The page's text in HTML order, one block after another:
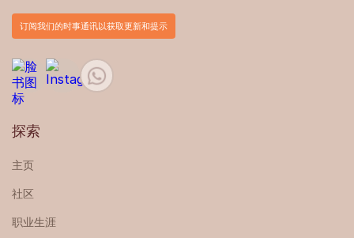
订阅我们的时事通讯以获取更新和提示
探索
主页
社区
职业生涯